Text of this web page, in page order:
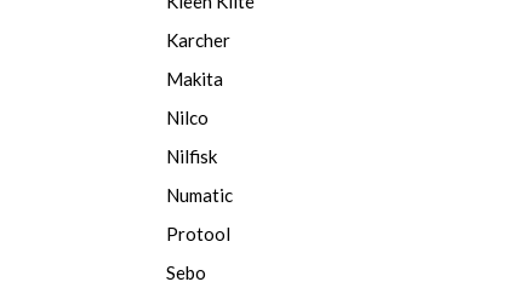
Karcher
Makita
Nilco
Nilfisk
Numatic
Protool
Sebo